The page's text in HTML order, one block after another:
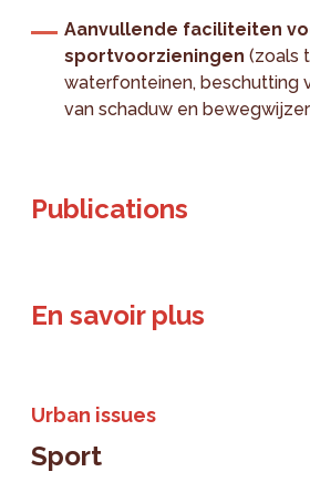
Aanvullende faciliteiten
sportvoorzieningen (zoals
waterfonteinen, beschutting
van schaduw en
Publications
En savoir plus
Urban issues
Sport